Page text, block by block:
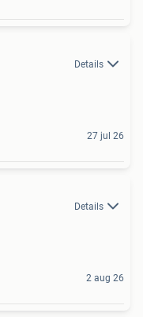
Details
27 jul 26
Details
2 aug 26